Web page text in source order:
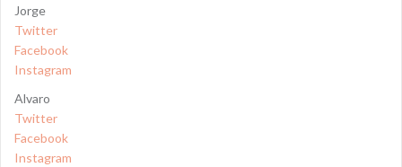
Jorge
Twitter
Facebook
Instagram
Alvaro
Twitter
Facebook
Instagram